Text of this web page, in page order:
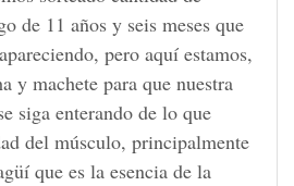
de 11 años y seis meses que
pero aquí estamos,
y machete para que nuestra
siga enterando de lo que
del músculo, principalmente
que es la esencia de la